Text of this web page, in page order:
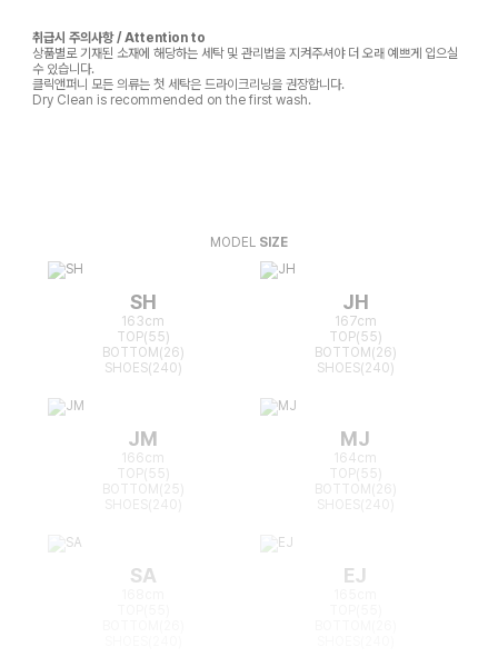
취급시 주의사항 / Attention to
상품별로 기재된 소재에 해당하는 세탁 및 관리법을 지켜주셔야 더 오래 예쁘게 입으실
수 있습니다.
클릭앤퍼니 모든 의류는 첫 세탁은 드라이크리닝을 권장합니다.
Dry Clean is recommended on the first wash.
MODEL SIZE
SH
163cm
TOP(55)
BOTTOM(26)
SHOES(240)
JH
167cm
TOP(55)
BOTTOM(26)
SHOES(240)
JM
166cm
TOP(55)
BOTTOM(25)
MJ
164cm
TOP(55)
BOTTOM(26)
SA EJ